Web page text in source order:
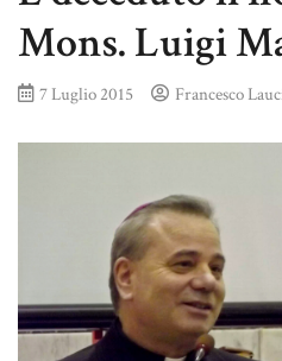
Mons. Luigi
7 Luglio 2015 Francesco